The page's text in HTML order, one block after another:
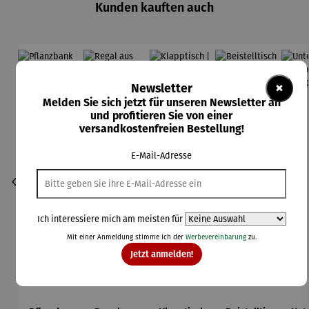
Kunden kauften auch
Rabatt
×
Newsletter
Melden Sie sich jetzt für unseren Newsletter an
und profitieren Sie von einer
versandkostenfreien Bestellung!
E-Mail-Adresse
Ich interessiere mich am meisten für
Mit einer Anmeldung stimme ich der Werbevereinbarungzu.
Jetzt anmelden!